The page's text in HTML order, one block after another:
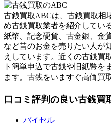
古銭買取ABCは、古銭買取相
め古銭買取業者を紹介してい
紙幣、記念硬貨、古金銀、金
など昔のお金を売りたい人が
えしています。近くの古銭買
ト簡単申込で古銭や旧紙幣を
ます。古銭をいますぐ高価買
口コミ評判の良い古銭買
バイセル